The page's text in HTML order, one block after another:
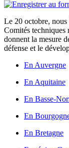
Le 20 octobre, nous
Comités techniques
donnent la mesure
défense et le
En Auvergne
En Aquitaine
En Basse-
En
En Bretagne